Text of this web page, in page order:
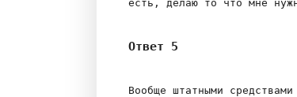
Ответ 5
Вообще штатными